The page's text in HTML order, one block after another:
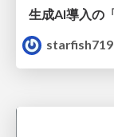
starfish719